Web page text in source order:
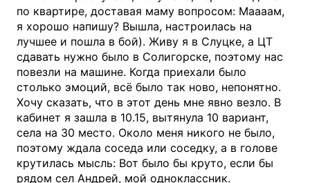
по квартире, доставая маму вопросом: Маааам,
я хорошо напишу? Вышла, настроилась на
лучшее и пошла в бой). Живу я в Слуцке, а ЦТ
сдавать нужно было в Солигорске, поэтому нас
повезли на машине. Когда приехали было
столько эмоций, всё было так ново, непонятно.
Хочу сказать, что в этот день мне явно везло. В
кабинет я зашла в 10.15, вытянула 10 вариант,
села на 30 место. Около меня никого не было,
поэтому ждала соседа или соседку, а в голове
крутилась мысль: Вот было бы круто, если бы
рядом сел Андрей, мой одноклассник.